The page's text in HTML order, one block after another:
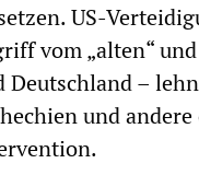
US-
vom „alten“
Deutschland –
und